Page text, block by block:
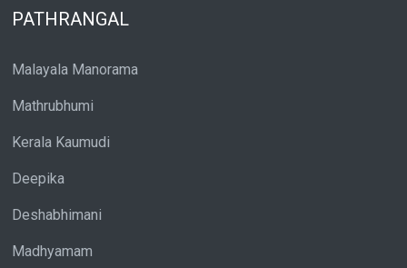
PATHRANGAL
Malayala Manorama
Mathrubhumi
Kerala Kaumudi
Deepika
Deshabhimani
Madhyamam